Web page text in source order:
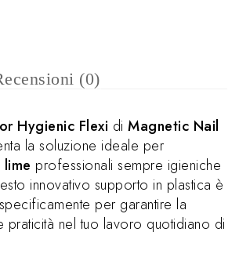
(0)
Hygienic Flexi di Magnetic Nail
la soluzione ideale per
lime professionali sempre igieniche
innovativo supporto in plastica è
per garantire la
praticità nel tuo lavoro quotidiano di